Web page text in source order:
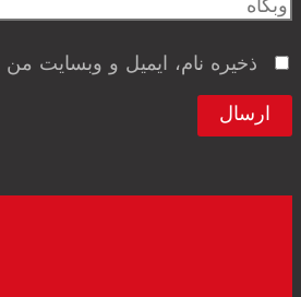
ذخیره نام، ایمیل و وبسایت